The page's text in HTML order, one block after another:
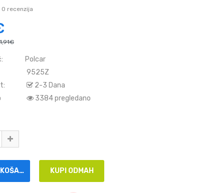
0 recenzija
1,91€
Polcar
9525Z
2-3 Dana
3384 pregledano